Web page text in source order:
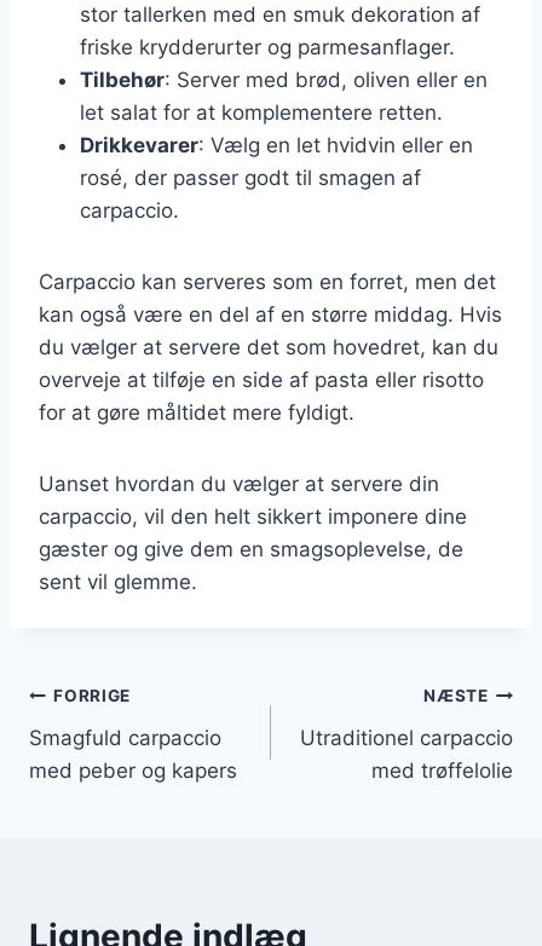
stor tallerken med en smuk dekoration af
friske krydderurter og parmesanflager.
Tilbehør: Server med brød, oliven eller en
let salat for at komplementere retten.
Drikkevarer: Vælg en let hvidvin eller en
rosé, der passer godt til smagen af
carpaccio.
Carpaccio kan serveres som en forret, men det
kan også være en del af en større middag. Hvis
du vælger at servere det som hovedret, kan du
overveje at tilføje en side af pasta eller risotto
for at gøre måltidet mere fyldigt.
Uanset hvordan du vælger at servere din
carpaccio, vil den helt sikkert imponere dine
gæster og give dem en smagsoplevelse, de
sent vil glemme.
Indlægsnavigation
FORRIGE
Smagfuld carpaccio
med peber og kapers
NÆSTE
Utraditionel carpaccio
med trøffelolie
Lignende indlæg